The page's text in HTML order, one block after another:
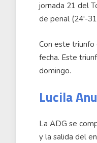
jornada 21 del
de penal (24'-
Con este
fecha. Este
domingo.
Lucila
La ADG se
y la salida del